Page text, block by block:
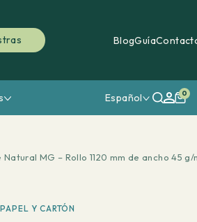
BlogGuía
Español 0
MG – Rollo 1120 mm de ancho 45 g/
Y CARTÓN